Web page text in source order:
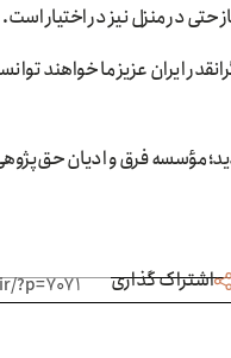
حتی در منزل نیز در اختیار است.
ایران عزیز ما خواهند
مؤسسه فرق و ادیان
اشتراک گذاری